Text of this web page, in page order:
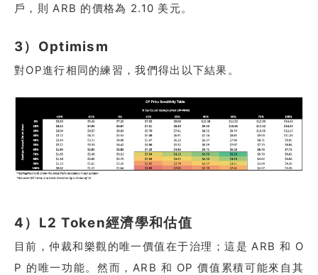
戶，則 ARB 的價格為 2.10 美元。
3）Optimism
對OP進行相同的練習，我們得出以下結果。
4）L2 Token經濟學和估值
目前，仲裁和樂觀的唯一價值在于治理；這是 ARB 和 O
P 的唯一功能。然而，ARB 和 OP 價值累積可能來自其